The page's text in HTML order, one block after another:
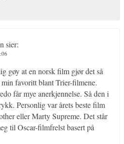
sier:
gøy at en norsk film gjør det så
favoritt blant Trier-filmene.
får mye anerkjennelse. Så den i
Personlig var årets beste film
eller Marty Supreme. Det står
til Oscar-filmfrelst basert på